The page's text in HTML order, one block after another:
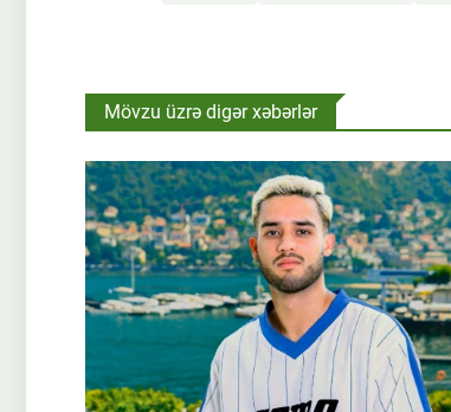
Mövzu üzrə digər xəbərlər